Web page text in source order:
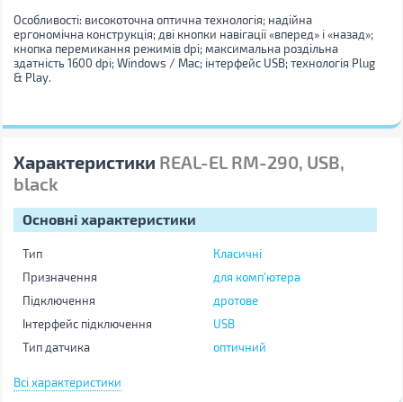
Особливості: високоточна оптична технологія; надійна
ергономічна конструкція; дві кнопки навігації «вперед» і «назад»;
кнопка перемикання режимів dpi; максимальна роздільна
здатність 1600 dpi; Windows / Mac; інтерфейс USB; технологія Plug
& Play.
Характеристики REAL-EL RM-290, USB,
black
Основні характеристики
Тип
Класичні
Призначення
для комп'ютера
Підключення
дротове
Інтерфейс підключення
USB
Тип датчика
оптичний
Роздільна здатність (min)
Всі характеристики